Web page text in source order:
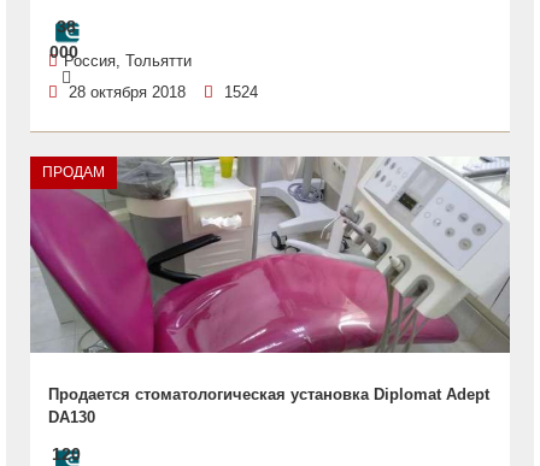
38
000Россия, Тольятти
28 октября 2018
1524
ПРОДАМ
Продается стоматологическая установка Diplomat Adept
DA130
120